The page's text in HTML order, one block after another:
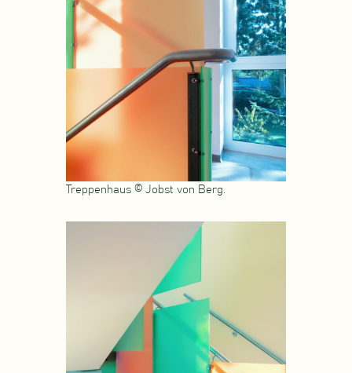
Treppenhaus © Jobst von Berg.